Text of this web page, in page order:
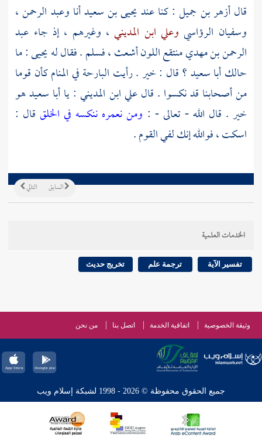
قالأزهر بن جميل : كنا عنديحيى بن سعيدأنا وعبد الرحمن،
وسفيان الرؤاسي وعلي ابن المديني ، وغيرهم ، إذ جاء عبد
الرحمن بن مهديمنتقع اللون أشعث ، فسلم . فقال لهيحيى: ما
حالكأبا سعيد؟ قال : خير . رأيت البارحة في المنام كأن قوما
من أصحابنا قد نكسوا . قالعلي ابن المديني : ياأبا سعيدهو
خير . قال الله - تعالى - : ومن نعمره ننكسه في الخلق قال :
اسكت ، فوالله إنك لفي القوم .
التالي السابق
الخدمات العلمية
تفسير الآية ترجمة علم تخريج حديث
وثيقة الخصوصية اتفاقية الخدمة اتصل بنا من نحن
جميع الحقوق محفوظة © 2026 - 1998 لشبكة إسلام ويب